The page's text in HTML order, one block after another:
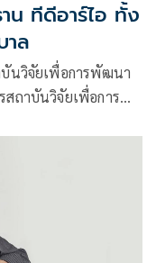
น ทีดีอาร์ไอ ทั้ง
าล
นวิจัยเพื่อการพัฒนา
ถาบันวิจัยเพื่อการ
หารือประเด็นนโยบาย